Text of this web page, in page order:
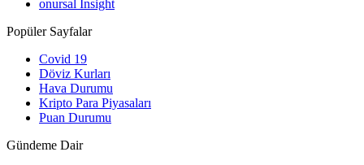
onursal Insight
Popüler Sayfalar
Covid 19
Döviz Kurları
Hava Durumu
Kripto Para Piyasaları
Puan Durumu
Gündeme Dair